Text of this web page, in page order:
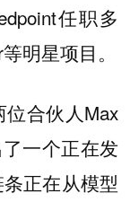
任职多
明星项目。
合伙人Max
一个正在发
正在从模型